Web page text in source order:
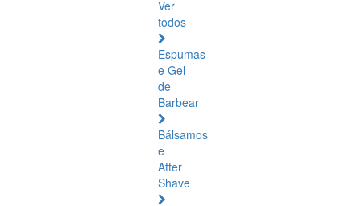
Ver
todos
Espumas
e Gel
de
Barbear
Bálsamos
e
After
Shave